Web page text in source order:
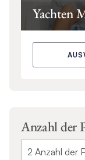
Yachten
Anzahl der